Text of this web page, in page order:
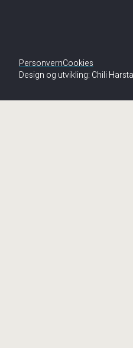
PersonvernCookies
Design og utvikling: Chili